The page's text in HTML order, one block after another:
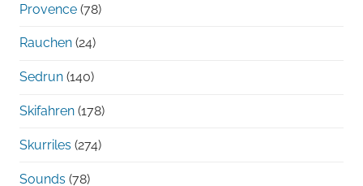
Provence (78)
Rauchen (24)
Sedrun (140)
Skifahren (178)
Skurriles (274)
Sounds (78)